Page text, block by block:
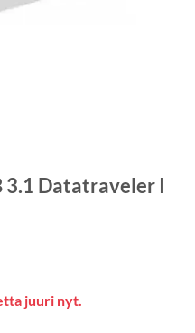
3.1 Datatraveler I
juuri nyt.